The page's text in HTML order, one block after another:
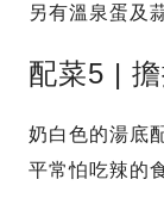
另有溫泉蛋及
配菜5 |
奶白色的湯底
平常怕吃辣的